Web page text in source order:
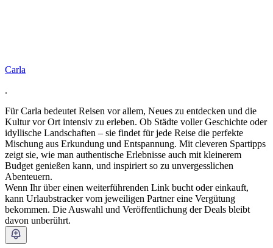
Carla
.
Für Carla bedeutet Reisen vor allem, Neues zu entdecken und die
Kultur vor Ort intensiv zu erleben. Ob Städte voller Geschichte oder
idyllische Landschaften – sie findet für jede Reise die perfekte
Mischung aus Erkundung und Entspannung. Mit cleveren Spartipps
zeigt sie, wie man authentische Erlebnisse auch mit kleinerem
Budget genießen kann, und inspiriert so zu unvergesslichen
Abenteuern.
Wenn Ihr über einen weiterführenden Link bucht oder einkauft,
kann Urlaubstracker vom jeweiligen Partner eine Vergütung
bekommen. Die Auswahl und Veröffentlichung der Deals bleibt
davon unberührt.